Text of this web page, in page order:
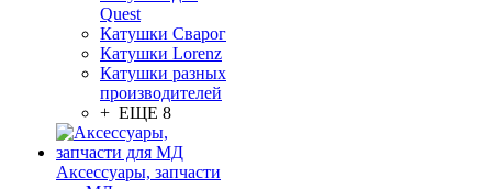
Quest
Катушки Сварог
Катушки Lorenz
Катушки разных
производителей
+ ЕЩЕ 8
Аксессуары, запчасти